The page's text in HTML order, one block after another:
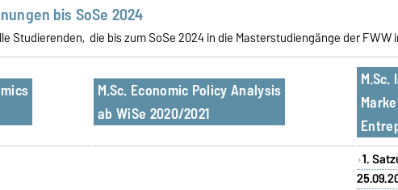
bis SoSe 2024
Studierenden, die bis zum SoSe 2024 in die Masterstudiengänge der
M.Sc. Economic Policy Analysis
ab WiSe 2020/2021
1.